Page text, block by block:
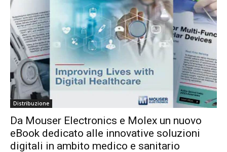
Distribuzione
Da Mouser Electronics e Molex un nuovo
eBook dedicato alle innovative soluzioni
digitali in ambito medico e sanitario